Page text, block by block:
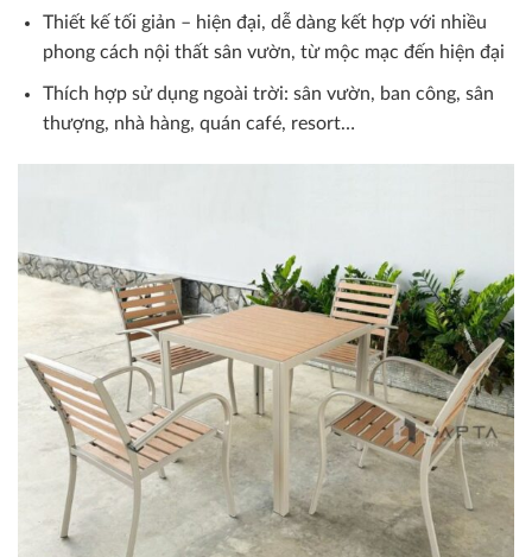
Thiết kế tối giản – hiện đại, dễ dàng kết hợp với nhiều
phong cách nội thất sân vườn, từ mộc mạc đến hiện đại
Thích hợp sử dụng ngoài trời: sân vườn, ban công, sân
thượng, nhà hàng, quán café, resort…